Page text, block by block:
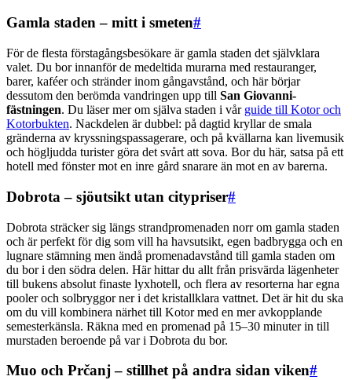
Gamla staden – mitt i smeten#
För de flesta förstagångsbesökare är gamla staden det självklara
valet. Du bor innanför de medeltida murarna med restauranger,
barer, kaféer och stränder inom gångavstånd, och här börjar
dessutom den berömda vandringen upp till San Giovanni-
fästningen. Du läser mer om själva staden i vår guide till Kotor och
Kotorbukten. Nackdelen är dubbel: på dagtid kryllar de smala
gränderna av kryssningspassagerare, och på kvällarna kan livemusik
och högljudda turister göra det svårt att sova. Bor du här, satsa på ett
hotell med fönster mot en inre gård snarare än mot en av barerna.
Dobrota – sjöutsikt utan citypriser#
Dobrota sträcker sig längs strandpromenaden norr om gamla staden
och är perfekt för dig som vill ha havsutsikt, egen badbrygga och en
lugnare stämning men ändå promenadavstånd till gamla staden om
du bor i den södra delen. Här hittar du allt från prisvärda lägenheter
till bukens absolut finaste lyxhotell, och flera av resorterna har egna
pooler och solbryggor ner i det kristallklara vattnet. Det är hit du ska
om du vill kombinera närhet till Kotor med en mer avkopplande
semesterkänsla. Räkna med en promenad på 15–30 minuter in till
murstaden beroende på var i Dobrota du bor.
Muo och Prčanj – stillhet på andra sidan viken#